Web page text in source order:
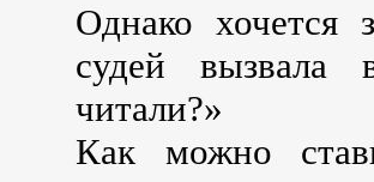
Однако хочется
судей вызвала
читали?»
Как можно